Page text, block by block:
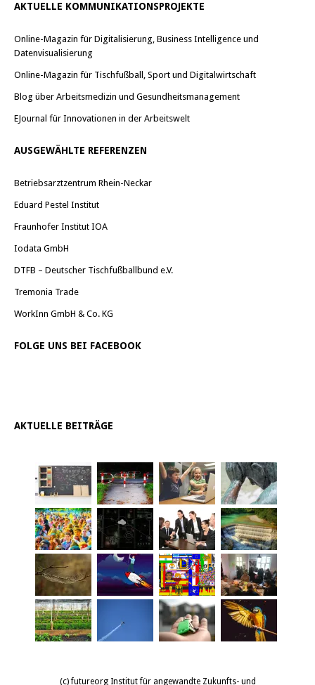
AKTUELLE KOMMUNIKATIONSPROJEKTE
Online-Magazin für Digitalisierung, Business Intelligence und
Datenvisualisierung
Online-Magazin für Tischfußball, Sport und Digitalwirtschaft
Blog über Arbeitsmedizin und Gesundheitsmanagement
EJournal für Innovationen in der Arbeitswelt
AUSGEWÄHLTE REFERENZEN
Betriebsarztzentrum Rhein-Neckar
Eduard Pestel Institut
Fraunhofer Institut IOA
Iodata GmbH
DTFB – Deutscher Tischfußballbund e.V.
Tremonia Trade
WorkInn GmbH & Co. KG
FOLGE UNS BEI FACEBOOK
AKTUELLE BEITRÄGE
(c) futureorg Institut für angewandte Zukunfts- und